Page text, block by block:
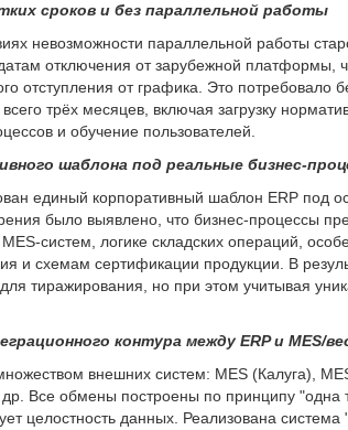
сроков и без параллельной работы
невозможности параллельной работы
отключения от зарубежной платформы,
отступления от графика. Это потребовало
трёх месяцев, включая загрузку
и обучение пользователей.
шаблона под реальные бизнес-
единый корпоративный шаблон ERP под
было выявлено, что бизнес-процессы
систем, логике складских операций,
и схемам сертификации продукции. В
тиражирования, но при этом учитывая
контура между ERP и MES/
внешних систем: MES (Калуга),
Все обмены построены по принципу "одна
целостность данных. Реализована система